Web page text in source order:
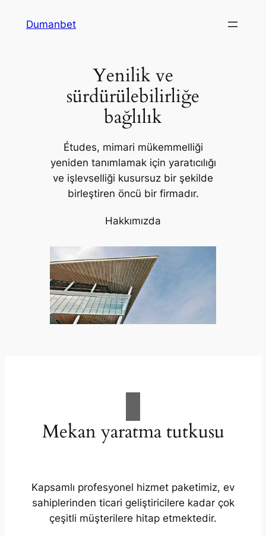
Dumanbet
Yenilik ve
sürdürülebilirliğe
bağlılık
Études, mimari mükemmelliği
yeniden tanımlamak için yaratıcılığı
ve işlevselliği kusursuz bir şekilde
birleştiren öncü bir firmadır.
Hakkımızda
Mekan yaratma tutkusu
Kapsamlı profesyonel hizmet paketimiz, ev
sahiplerinden ticari geliştiricilere kadar çok
çeşitli müşterilere hitap etmektedir.